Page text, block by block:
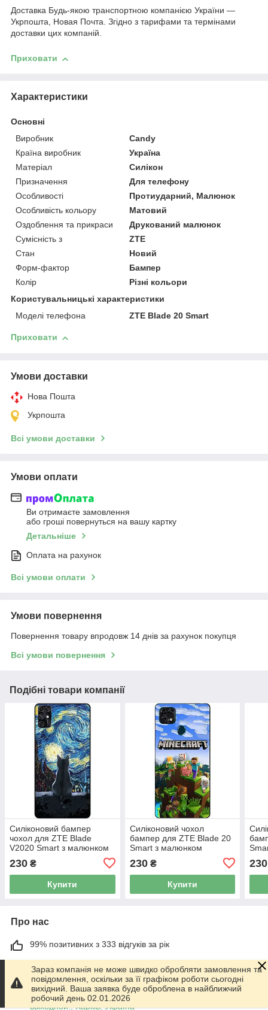
Доставка Будь-якою транспортною компанією України —
Укрпошта, Новая Почта. Згідно з тарифами та термінами
доставки цих компаній.
Приховати
Характеристики
Основні
Виробник
Candy
Країна виробник
Україна
Матеріал
Силікон
Призначення
Для телефону
Особливості
Протиударний, Малюнок
Особливість кольору
Матовий
Оздоблення та прикраси
Друкований малюнок
Сумісність з
ZTE
Стан
Новий
Форм-фактор
Бампер
Колір
Різні кольори
Користувальницькі характеристики
Моделі телефона
ZTE Blade 20 Smart
Приховати
Умови доставки
Нова Пошта
Укрпошта
Всі умови доставки
Умови оплати
Ви отримаєте замовлення
або гроші повернуться на вашу картку
Детальніше
Оплата на рахунок
Всі умови оплати
Умови повернення
Повернення товару впродовж 14 днів за рахунок покупця
Всі умови повернення
Подібні товари компанії
Силіконовий бампер
чохол для ZTE Blade
V2020 Smart з малюнком
Кішка Зіркова ніч Ван Гог
230 ₴
Купити
Силіконовий чохол
бампер для ZTE Blade 20
Smart з малюнком
230₴
Купити
230
Про нас
99% позитивних з 333 відгуків за рік
Працює з 01.06.2014
м. Харків
График работы 10.00-17.00. Суббота - Воскресенье
выходной!, Харків, Україна
Зараз компанія не може швидко обробляти замовлення та
повідомлення, оскільки за її графіком роботи сьогодні
вихідний. Ваша заявка буде оброблена в найближчий
робочий день 02.01.2026